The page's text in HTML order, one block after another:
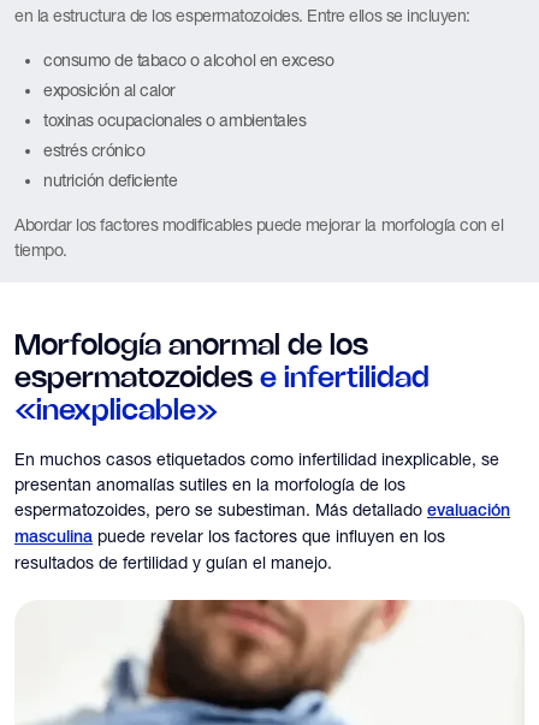
en la estructura de los espermatozoides. Entre ellos se incluyen:
consumo de tabaco o alcohol en exceso
exposición al calor
toxinas ocupacionales o ambientales
estrés crónico
nutrición deficiente
Abordar los factores modificables puede mejorar la morfología con el
tiempo.
Morfología anormal de los
espermatozoides e infertilidad
«inexplicable»
En muchos casos etiquetados como infertilidad inexplicable, se
presentan anomalías sutiles en la morfología de los
espermatozoides, pero se subestiman. Más detallado evaluación
masculina puede revelar los factores que influyen en los
resultados de fertilidad y guían el manejo.